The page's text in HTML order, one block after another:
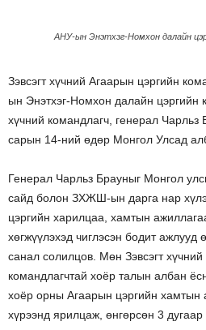
АНУ-ын Энэтхэг-Номхон далайн
Зэвсэгт хүчний Агаарын цэргийн
ын Энэтхэг-Номхон далайн цэргийн
хүчний командлагч, генерал
сарын 14-ний өдөр Монгол Улсад
Генерал Чарльз Брауныг Монгол
сайд болон ЗХЖШ-ын дарга нар
цэргийн харилцаа, хамтын
хөгжүүлэхэд чиглэсэн бодит ажлууд
санал солилцов. Мөн Зэвсэгт
командлагчтай хоёр талын албан
хоёр орны Агаарын цэргийн хамтын
хүрээнд ярилцаж, өнгөрсөн 3